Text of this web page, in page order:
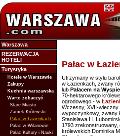
Warszawa
REZERWACJA
HOTELI
Turystyka
Hotele w Warszawie
Zakupy
Kuchnia warszawska
Warto zobaczyć
Stare Miasto
Zamek Królewski
Pałac w Łazienkach
Pałac w Wilanowie
Pałac Kultury i Nauki
Pałac w
Utrzymany w stylu
w Łazienkach, zwany
lub Pałacem na Wyspie
70-hektarowego
ogrodowego - w
Wczesny, XVII-
wypoczynkowy, zwany
Stanisława H.
1793 zrekonstruowany,
królewskich Dominika